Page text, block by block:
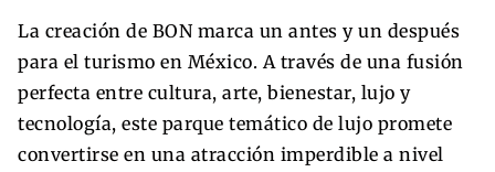
La creación de BON marca un antes y un después
para el turismo en México. A través de una fusión
perfecta entre cultura, arte, bienestar, lujo y
tecnología, este parque temático de lujo promete
convertirse en una atracción imperdible a nivel